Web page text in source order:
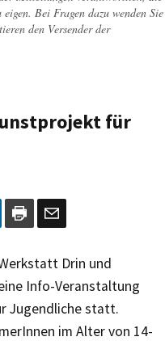
Bei Fragen dazu wenden Sie
den Versender der
für
Drin und
Info-Veranstaltung
Jugendliche statt.
im Alter von 14-